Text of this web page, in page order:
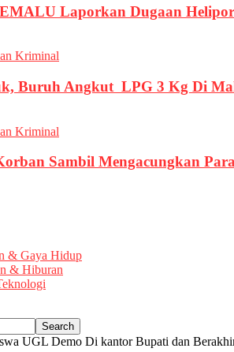
Laporkan Dugaan
Kriminal
Buruh Angkut LPG 3 Kg Di
Kriminal
Sambil Mengacungkan
& Gaya Hidup
& Hiburan
UGL Demo Di kantor Bupati dan